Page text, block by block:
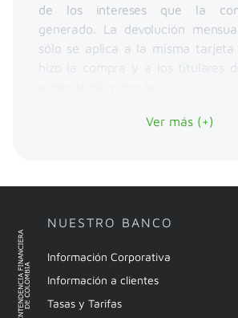
de los intereses que la
generado. La devolución
sólo se aplica a la misma
Ver más (+)
NUESTRO BANCO
Información Corporativa
Información a clientes
Tasas y Tarifas